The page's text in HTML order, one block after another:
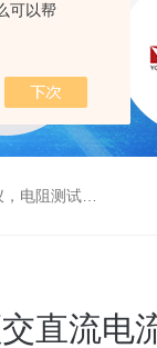
可以帮
数据采集仪
直流电